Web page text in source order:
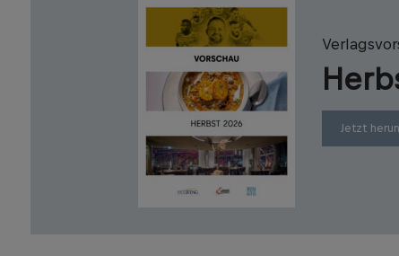
Jetzt